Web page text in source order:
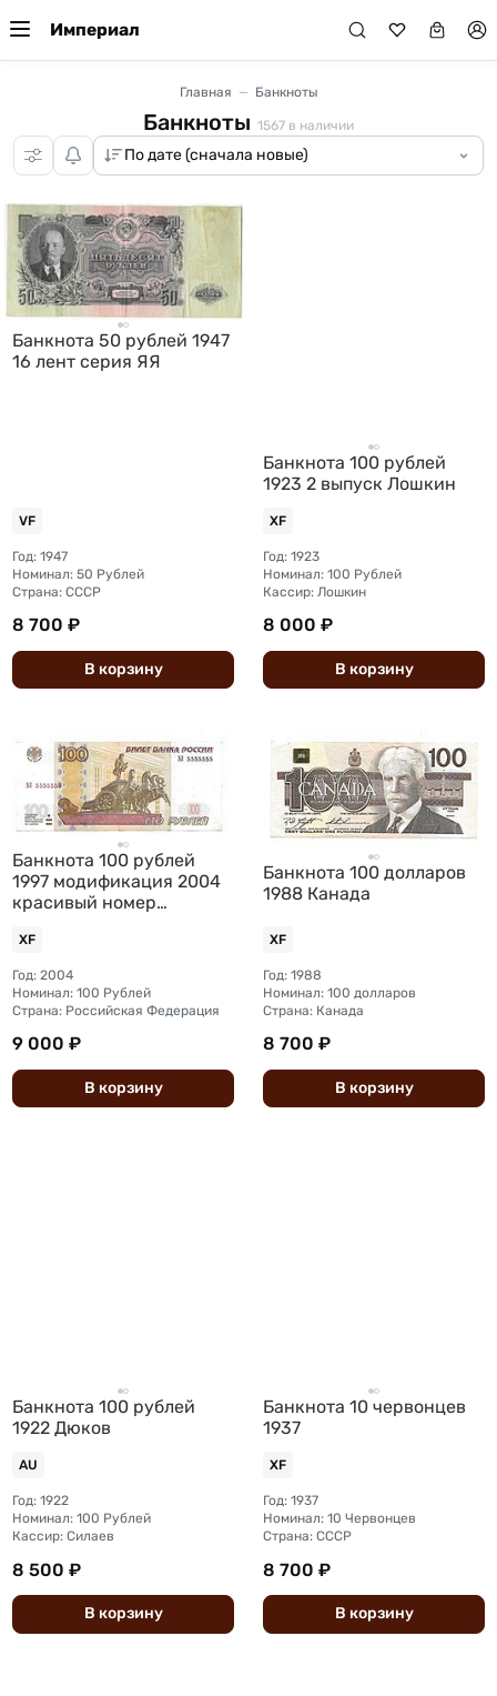
Империал
Главная Банкноты
Банкноты 1567 в наличии
Банкнота 50 рублей 1947
16 лент серия ЯЯ
VF
Год: 1947
Номинал: 50 Рублей
Страна: СССР
8 700 ₽
В корзину
Банкнота 100 рублей
1923 2 выпуск Лошкин
XF
Год: 1923
Номинал: 100 Рублей
Кассир: Лошкин
8 000 ₽
В корзину
Банкнота 100 рублей
1997 модификация 2004
красивый номер
XF
Год: 2004
Номинал: 100 Рублей
Страна: Российская Федерация
9 000 ₽
В корзину
Банкнота 100 долларов
1988 Канада
XF
Год: 1988
Номинал: 100 долларов
Страна: Канада
8 700 ₽
В корзину
Банкнота 100 рублей
1922 Дюков
AU
Год: 1922
Номинал: 100 Рублей
Кассир: Силаев
8 500 ₽
В корзину
Банкнота 10 червонцев
1937
XF
Год: 1937
Номинал: 10 Червонцев
Страна: СССР
8 700 ₽
В корзину